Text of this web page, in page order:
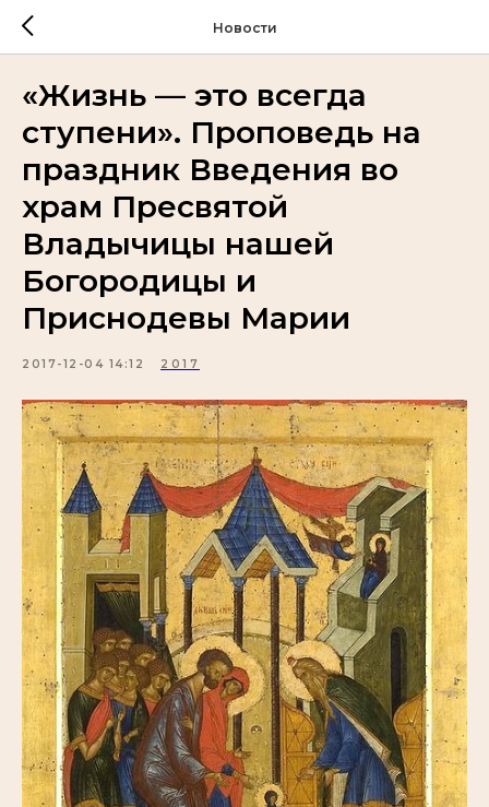
Новости
«Жизнь — это всегда
ступени». Проповедь на
праздник Введения во
храм Пресвятой
Владычицы нашей
Богородицы и
Приснодевы Марии
2017-12-04 14:12 2017